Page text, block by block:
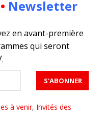
• Newsletter
en avant-première
qui seront
.
à venir, Invités des